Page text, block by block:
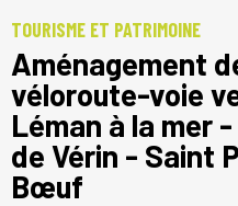
TOURISME ET PATRIMOINE
Aménagement
véloroute-voie
Léman à la mer
de Vérin - Saint
Bœuf